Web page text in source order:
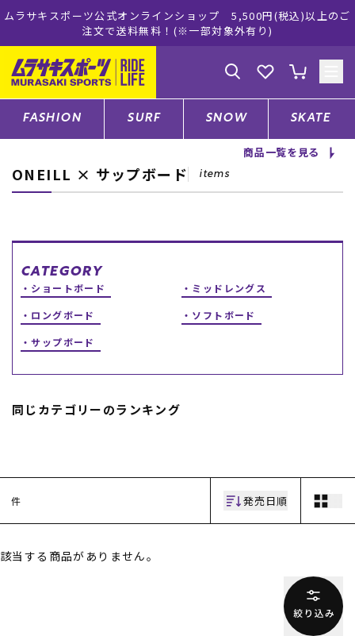
ムラサキスポーツ公式オンラインショップ 5,500円(税込)以上のご
注文で送料無料！(※一部対象外有り)
ゲスト様
ログイン 会員登録
店舗一覧
CATEGORY
ファッションTOP
サーフTOP
CONTENTS
特集一覧
SUPPORT
下取り保証について
FASHION SURF SNOW SKATE
商品一覧を見る
ONEILL × サップボード items
CATEGORY
ショートボード
ミッドレングス
ロングボード
ソフトボード
サップボード
同じカテゴリーのランキング
件 発売日順
該当する商品がありません。